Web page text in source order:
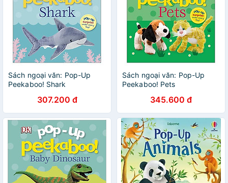
Sách ngoại văn: Pop-Up
Peekaboo! Shark
307.200 đ
Sách ngoại văn: Pop-Up
Peekaboo! Pets
345.600 đ